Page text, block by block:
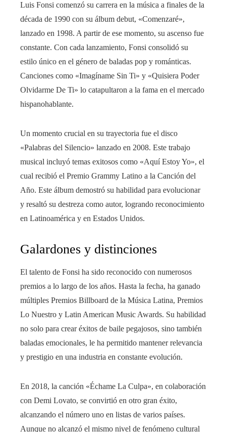
Luis Fonsi comenzó su carrera en la música a finales de la
década de 1990 con su álbum debut, «Comenzaré»,
lanzado en 1998. A partir de ese momento, su ascenso fue
constante. Con cada lanzamiento, Fonsi consolidó su
estilo único en el género de baladas pop y románticas.
Canciones como «Imagíname Sin Ti» y «Quisiera Poder
Olvidarme De Ti» lo catapultaron a la fama en el mercado
hispanohablante.
Un momento crucial en su trayectoria fue el disco
«Palabras del Silencio» lanzado en 2008. Este trabajo
musical incluyó temas exitosos como «Aquí Estoy Yo», el
cual recibió el Premio Grammy Latino a la Canción del
Año. Este álbum demostró su habilidad para evolucionar
y resaltó su destreza como autor, logrando reconocimiento
en Latinoamérica y en Estados Unidos.
Galardones y distinciones
El talento de Fonsi ha sido reconocido con numerosos
premios a lo largo de los años. Hasta la fecha, ha ganado
múltiples Premios Billboard de la Música Latina, Premios
Lo Nuestro y Latin American Music Awards. Su habilidad
no solo para crear éxitos de baile pegajosos, sino también
baladas emocionales, le ha permitido mantener relevancia
y prestigio en una industria en constante evolución.
En 2018, la canción «Échame La Culpa», en colaboración
con Demi Lovato, se convirtió en otro gran éxito,
alcanzando el número uno en listas de varios países.
Aunque no alcanzó el mismo nivel de fenómeno cultural